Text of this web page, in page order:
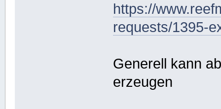
https://
requests/1395-
Generell kann
erzeugen